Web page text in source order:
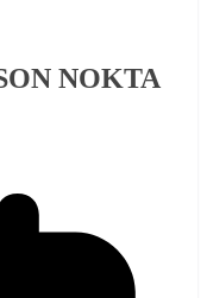
NOKTA